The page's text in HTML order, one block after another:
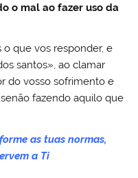
o mal ao fazer uso da
que vos responder, e
santos», ao clamar
do vosso sofrimento e
fazendo aquilo que
as tuas normas,
a Ti